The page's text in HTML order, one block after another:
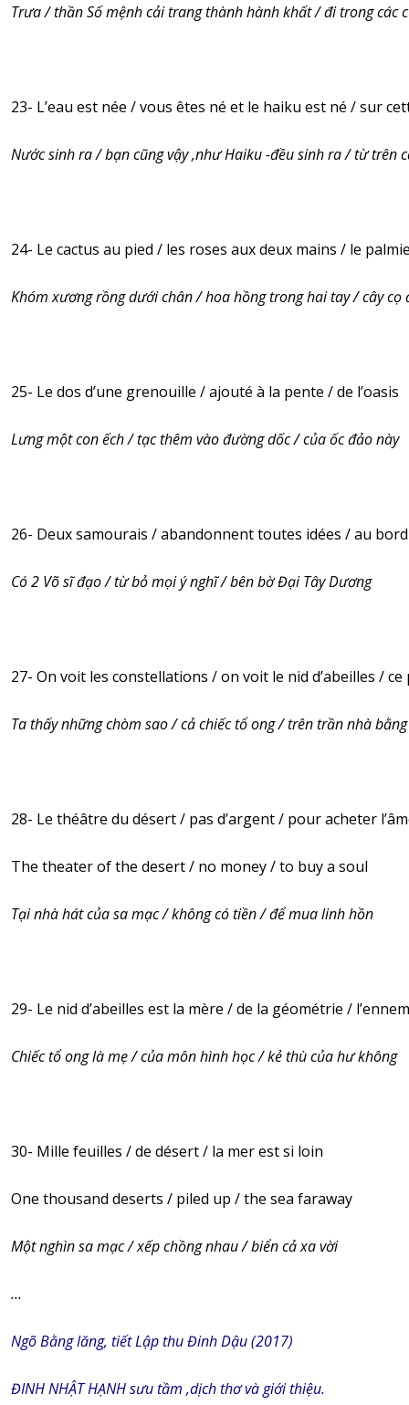
Trưa / thần Số mệnh cải trang thành hành khất / đi trong các
23- L’eau est née / vous êtes né et le haiku est né / sur
Nước sinh ra / bạn cũng vậy ,như Haiku -đều sinh ra / từ trên
24- Le cactus au pied / les roses aux deux mains / le
Khóm xương rồng dưới chân / hoa hồng trong hai tay / cây cọ
25- Le dos d’une grenouille / ajouté à la pente / de l’oasis
Lưng một con ếch / tạc thêm vào đường dốc / của ốc đảo này
26- Deux samourais / abandonnent toutes idées / au bord
Có 2 Võ sĩ đạo / từ bỏ mọi ý nghĩ / bên bờ Đại Tây Dương
27- On voit les constellations / on voit le nid d’abeilles /
Ta thấy những chòm sao / cả chiếc tổ ong / trên trần nhà
28- Le théâtre du désert / pas d’argent / pour acheter
The theater of the desert / no money / to buy a soul
Tại nhà hát của sa mạc / không có tiền / để mua linh hồn
29- Le nid d’abeilles est la mère / de la géométrie /
Chiếc tổ ong là mẹ / của môn hình học / kẻ thù của hư không
30- Mille feuilles / de désert / la mer est si loin
One thousand deserts / piled up / the sea faraway
Một nghìn sa mạc / xếp chồng nhau / biển cả xa vời
…
Ngõ Bằng lăng, tiết Lập thu Đinh Dậu (2017)
ĐINH NHẬT HẠNH sưu tầm ,dịch thơ và giới thiệu.